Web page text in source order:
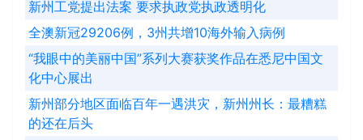
新州工党提出法案 要求执政党执政透明化
全澳新冠29206例，3州共增10海外输入病例
“我眼中的美丽中国”系列大赛获奖作品在悉尼中国文
化中心展出
新州部分地区面临百年一遇洪灾，新州州长：最糟糕
的还在后头